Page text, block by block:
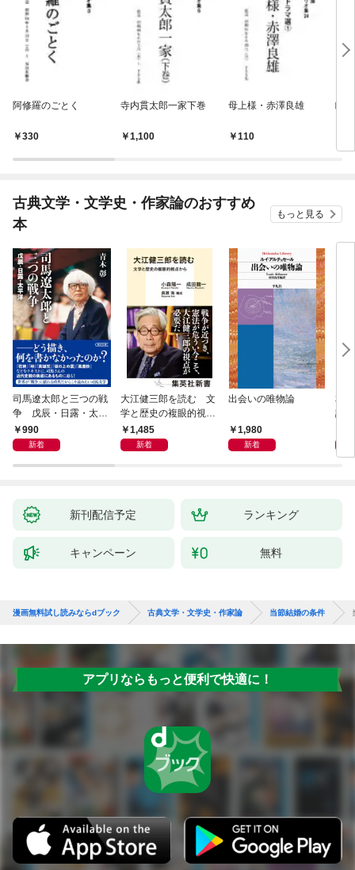
阿修羅のごとく
330
寺内貫太郎一家下巻
1,100
母上様・赤澤良雄
110
眠
古典文学・文学史・作家論のおすすめ
本
もっと見る
司馬遼太郎と三つの戦
争 戊辰・日露・太平
洋990
新着
大江健三郎を読む 文
学と歴史の複眼的視点
から1,485
新着
出会いの唯物論
1,980
新着
本
話）
新刊配信予定 ランキング
キャンペーン 無料
漫画無料試し読みならdブック 古典文学・文学史・作家論 当節結婚の条件
アプリならもっと便利で快適に！